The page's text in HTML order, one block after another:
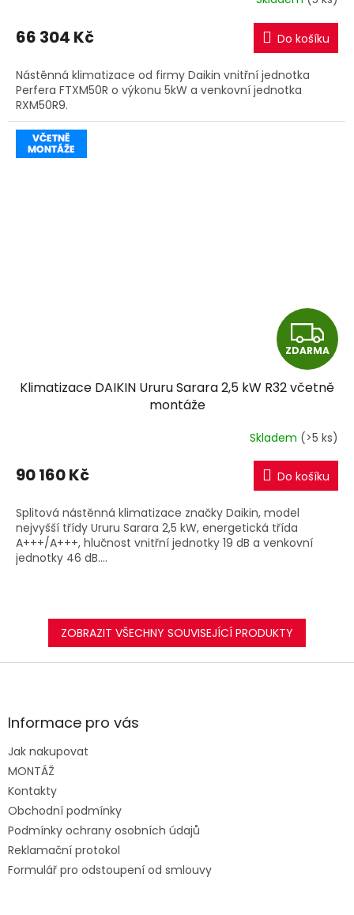
M
A
66 304 Kč Do košíku
Nástěnná klimatizace od firmy Daikin vnitřní jednotka
Perfera FTXM50R o výkonu 5kW a venkovní jednotka
RXM50R9.
Z
D
A
R
M
A
ZDARMA
Klimatizace DAIKIN Ururu Sarara 2,5 kW R32 včetně
montáže
Skladem (>5 ks)
90 160 Kč Do košíku
Splitová nástěnná klimatizace značky Daikin, model
nejvyšší třídy Ururu Sarara 2,5 kW, energetická třída
A+++/A+++, hlučnost vnitřní jednotky 19 dB a venkovní
jednotky 46 dB....
ZOBRAZIT VŠECHNY SOUVISEJÍCÍ PRODUKTY
Z
aInformace pro vás
Jak nakupovat
MONTÁŽ
Kontakty
Obchodní podmínky
Podmínky ochrany osobních údajů
Reklamační protokol
Formulář pro odstoupení od smlouvy